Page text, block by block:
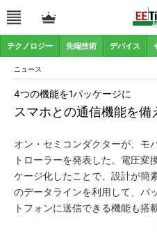
テクノロジー 先端技術 デバイス
ニュース
スマホとの通信機能を
4つの機能を1パッケージに
オン・セミコンダクターが、モ
トローラーを発表した。電圧変
ケージ化したことで、設計が簡
のデータラインを利用して、バ
トフォンに送信できる機能も搭